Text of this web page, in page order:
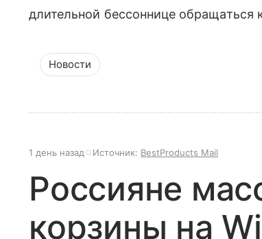
длительной бессоннице обращаться
Новости
1 день назад Источник: BestProducts Mail
Россияне
корзины на